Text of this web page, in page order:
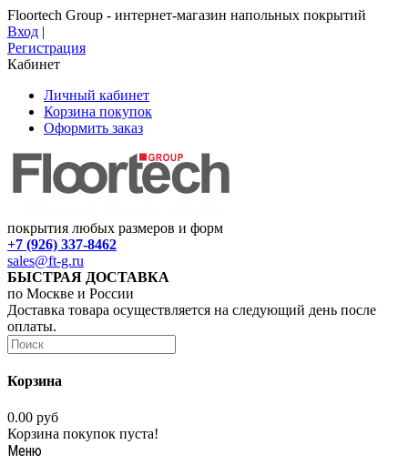
Floortech Group - интернет-магазин напольных покрытий
Вход |
Регистрация
Кабинет
Личный кабинет
Корзина покупок
Оформить заказ
покрытия любых размеров и форм
+7 (926) 337-8462
sales@ft-g.ru
БЫСТРАЯ ДОСТАВКА
по Москве и России
Доставка товара осуществляется на следующий день после
оплаты.
Корзина
0.00 руб
Корзина покупок пуста!
Меню